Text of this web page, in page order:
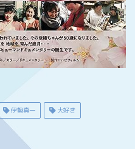
伊勢真一 大好き